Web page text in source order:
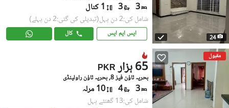
24
3
3 1 کنال
شامل کی:2 دن پہل (تبدیلی کی گئی:2 دن پہلے)
ایس ایم ایس کال
مقبول
PKR 65 ہزار
بحریہ ٹاؤن فیز 8, بحریہ ٹاؤن راولپنڈی
3
4 10 مرلہ
شامل کی:13 گھنٹے پہل